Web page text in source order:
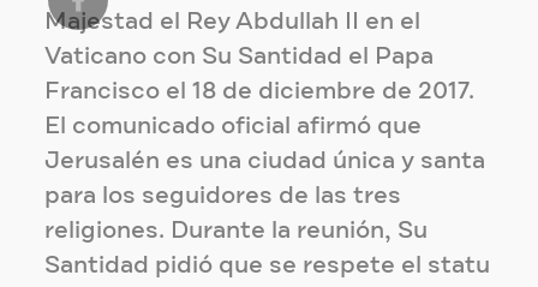
Majestad el Rey Abdullah II en el
Vaticano con Su Santidad el Papa
Francisco el 18 de diciembre de 2017.
El comunicado oficial afirmó que
Jerusalén es una ciudad única y santa
para los seguidores de las tres
religiones. Durante la reunión, Su
Santidad pidió que se respete el statu